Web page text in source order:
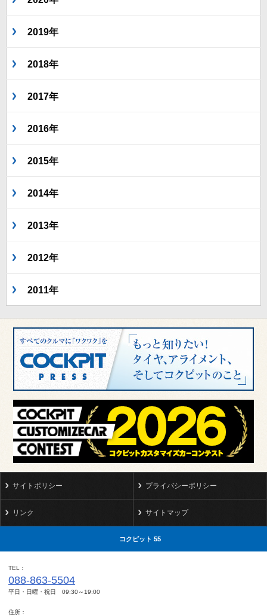
2019年
2018年
2017年
2016年
2015年
2014年
2013年
2012年
2011年
サイトポリシー プライバシーポリシー
リンク サイトマップ
コクピット 55
TEL
088-863-5504
平日・日曜・祝日 09:30～19:00
住所